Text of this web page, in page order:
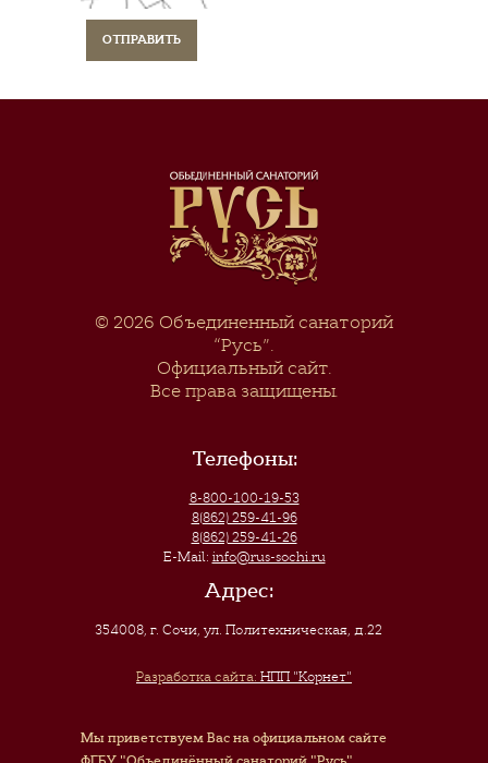
© 2026 Объединенный санаторий
“Русь”.
Официальный сайт.
Все права защищены.
Телефоны:
8-800-100-19-53
8(862) 259-41-96
8(862) 259-41-26
E-Mail: info@rus-sochi.ru
Адрес:
354008, г. Сочи,ул. Политехническая, д.22
Разработка сайта: НПП "Корнет"
Мы приветствуем Вас на официальном сайте